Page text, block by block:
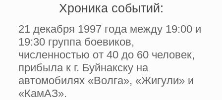
Хроника событий:
21 декабря 1997 года между 19:00 и
19:30 группа боевиков,
численностью от 40 до 60 человек,
прибыла к г. Буйнакску на
автомобилях «Волга», «Жигули» и
«КамАЗ».